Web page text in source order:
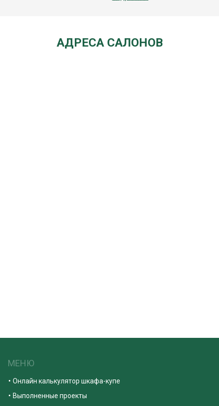
АДРЕСА САЛОНОВ
МЕНЮ
Онлайн калькулятор шкафа-купе
Выполненные проекты